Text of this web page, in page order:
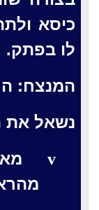
כיסא
לו בפתק.
המנצח:
נשאל את
v